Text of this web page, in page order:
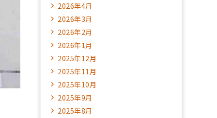
2026年4月
2026年3月
2026年2月
2026年1月
2025年12月
2025年11月
2025年10月
2025年9月
2025年8月